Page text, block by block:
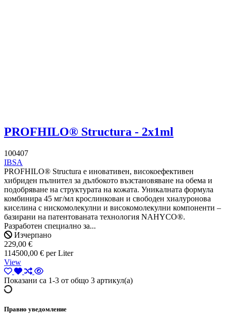
PROFHILO® Structura - 2x1ml
100407
IBSA
PROFHILO® Structura е иновативен, високоефективен
хибриден пълнител за дълбокото възстановяване на обема и
подобряване на структурата на кожата. Уникалната формула
комбинира 45 мг/мл крослинкован и свободен хиалуронова
киселина с нискомолекулни и високомолекулни компоненти –
базирани на патентованата технология NAHYCO®.
Разработен специално за...
Изчерпано
229,00 €
114500,00 € per Liter
View
Показани са 1-3 от общо 3 артикул(а)
Правно уведомление